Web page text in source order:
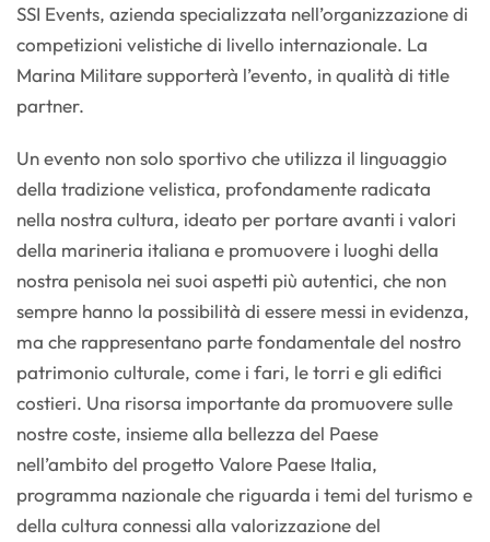
SSI Events, azienda specializzata nell’organizzazione di
competizioni velistiche di livello internazionale. La
Marina Militare supporterà l’evento, in qualità di title
partner.
Un evento non solo sportivo che utilizza il linguaggio
della tradizione velistica, profondamente radicata
nella nostra cultura, ideato per portare avanti i valori
della marineria italiana e promuovere i luoghi della
nostra penisola nei suoi aspetti più autentici, che non
sempre hanno la possibilità di essere messi in evidenza,
ma che rappresentano parte fondamentale del nostro
patrimonio culturale, come i fari, le torri e gli edifici
costieri. Una risorsa importante da promuovere sulle
nostre coste, insieme alla bellezza del Paese
nell’ambito del progetto Valore Paese Italia,
programma nazionale che riguarda i temi del turismo e
della cultura connessi alla valorizzazione del